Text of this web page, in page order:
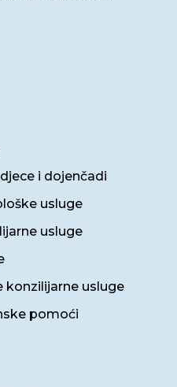
i dojenčadi
usluge
usluge
konzilijarne usluge
pomoći